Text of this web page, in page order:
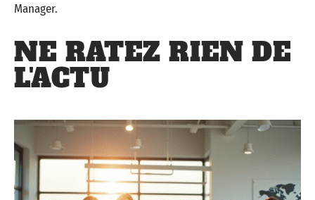
Manager.
NE RATEZ RIEN DE
L'ACTU